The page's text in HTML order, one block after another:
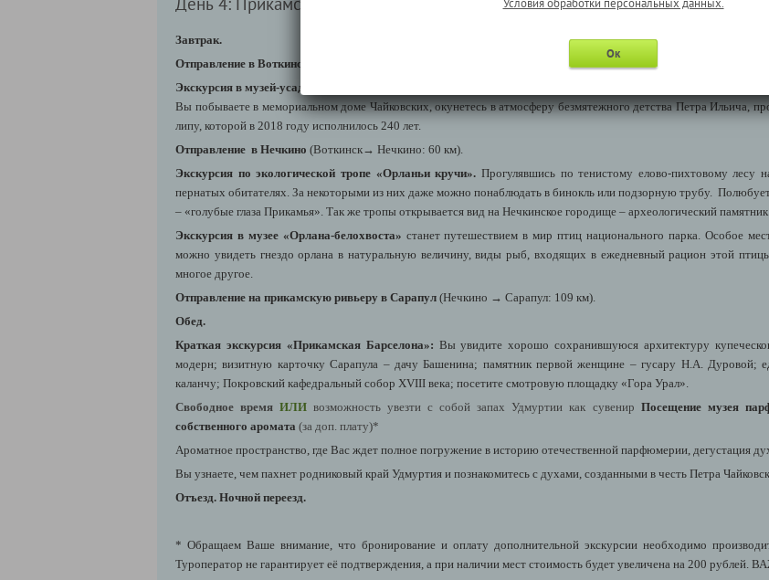
Завтрак.
Отправление в Воткинск
Экскурсия в музей-усадьбу П.И. Чайковского:
здесь великий композитор родился, тут проходило его детство
Вы побываете в мемориальном доме Чайковских, окунетесь в атмосферу безмятежного детства Петра Ильича,
липу, которой в 2018 году исполнилось 240 лет.
Отправление в Нечкино (Воткинск→ Нечкино: 60 км).
Экскурсия по экологической тропе «Орланьи кручи». Прогулявшись по тенистому елово-пихтовому лесу
пернатых обитателях. За некоторыми из них даже можно понаблюдать в бинокль или подзорную трубу.
– «голубые глаза Прикамья». Так же тропы открывается вид на Нечкинское городище – археологический памятник
Экскурсия в музее «Орлана-белохвоста» станет путешествием в мир птиц национального парка. Особое
можно увидеть гнездо орлана в натуральную величину, виды рыб, входящих в ежедневный рацион этой
многое другое.
Отправление на прикамскую ривьеру в Сарапул (Нечкино → Сарапул: 109 км).
Обед.
Краткая экскурсия «Прикамская Барселона»: Вы увидите хорошо сохранившуюся архитектуру
модерн; визитную карточку Сарапула – дачу Башенина; памятник первой женщине – гусару Н.А. Дуровой;
каланчу; Покровский кафедральный собор XVIII века; посетите смотровую площадку «Гора Урал».
Свободное времяИЛИвозможностьувезти с собой запах Удмуртии как сувенир Посещение музея
собственного аромата (за доп. плату)*
Ароматное пространство, где Вас ждет полное погружение в историю отечественной парфюмерии, дегустация
Вы узнаете, чем пахнет родниковый край Удмуртия и познакомитесь с духами, созданными в честь Петра
Отъезд. Ночной переезд.
* Обращаем Ваше внимание, что бронирование и оплату дополнительной экскурсии необходимо
Туроператор не гарантирует её подтверждения, а при наличии мест стоимость будет увеличена на 200
Условия обработки персональных данных.
Ок